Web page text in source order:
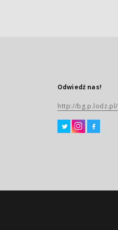
Odwiedź nas!
http://bg.p.lodz.pl/